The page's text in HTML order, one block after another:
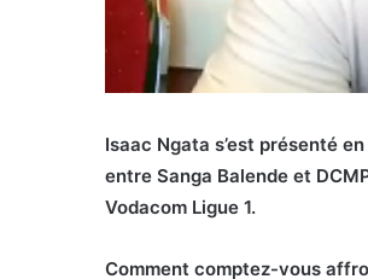
Isaac Ngata s’est présenté
entre Sanga Balende et
Vodacom Ligue 1.
Comment comptez-vous